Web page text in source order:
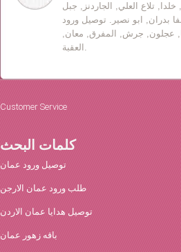
تلاع العلي, الجاردنز, جبل
بدران, ابو نصير. توصيل ورود
عجلون, جرش, المفرق, معان,
Customer Service
كلمات البحث
توصيل ورود عمان
طلب ورود عمان الارجن
توصيل هدايا عمان الاردن
باقه زهور عمان